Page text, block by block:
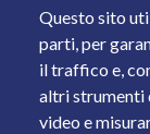
Questo sito
parti, per
il traffico e,
altri strumenti
video e